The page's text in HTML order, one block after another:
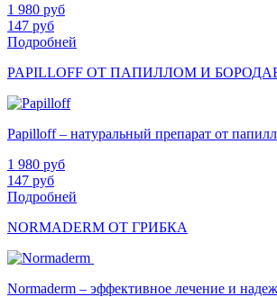
1 980 руб
147 руб
Подробней
PAPILLOFF ОТ ПАПИЛЛОМ И
Papilloff – натуральный препарат от
1 980 руб
147 руб
Подробней
NORMADERM ОТ ГРИБКА
Normaderm – эффективное лечение и